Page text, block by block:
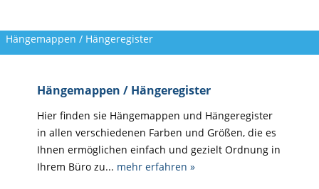
Hängemappen / Hängeregister
Hängemappen / Hängeregister
Hier finden sie Hängemappen und Hängeregister
in allen verschiedenen Farben und Größen, die es
Ihnen ermöglichen einfach und gezielt Ordnung in
Ihrem Büro zu... mehr erfahren »